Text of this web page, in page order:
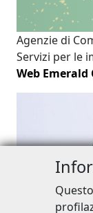
Agenzie di
Servizi per le
Web
Fare